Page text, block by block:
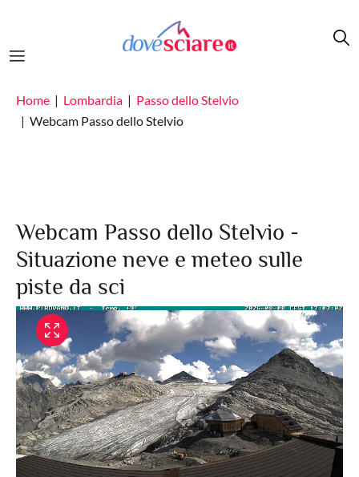
Home Lombardia
Passo dello Stelvio
Webcam Passo dello Stelvio
Webcam Passo dello Stelvio -
Situazione neve e meteo sulle
piste da sci